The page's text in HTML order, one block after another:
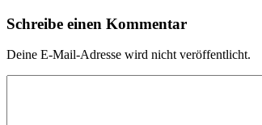
Schreibe einen Kommentar
Deine E-Mail-Adresse wird nicht veröffentlicht.